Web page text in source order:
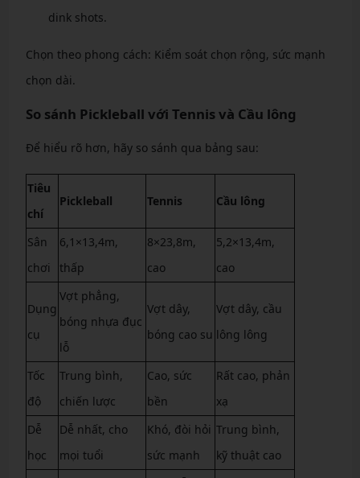
dink shots.
Chọn theo phong cách: Kiểm soát chọn rộng, sức mạnh
chọn dài.
So sánh Pickleball với Tennis và Cầu lông
Để hiểu rõ hơn, hãy so sánh qua bảng sau:
Tiêu
chí
Pickleball Tennis Cầu lông
Sân
chơi
6,1×13,4m,
thấp
8×23,8m,
cao
5,2×13,4m,
cao
Dụng
cụ
Vợt phẳng,
bóng nhựa đục
lỗ
Vợt dây,
bóng cao su
Vợt dây, cầu
lông lông
Tốc
độ
Trung bình,
chiến lược
Cao, sức
bền
Rất cao, phản
xạ
Dễ
học
Dễ nhất, cho
mọi tuổi
Khó, đòi hỏi
sức mạnh
Trung bình,
kỹ thuật cao